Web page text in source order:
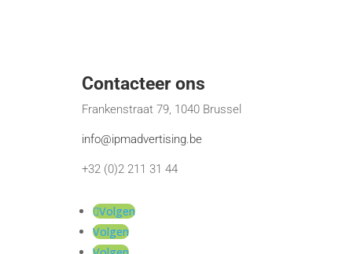
Contacteer ons
Frankenstraat 79, 1040 Brussel
info@ipmadvertising.be
+32 (0)2 211 31 44
Volgen
Volgen